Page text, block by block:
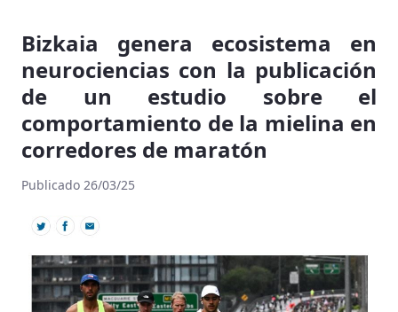
Bizkaia genera ecosistema en
neurociencias con la publicación
de un estudio sobre el
comportamiento de la mielina en
corredores de maratón
Publicado 26/03/25